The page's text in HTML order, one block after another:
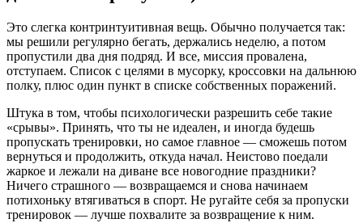
Это слегка контринтуитивная вещь. Обычно получается так:
мы решили регулярно бегать, держались неделю, а потом
пропустили два дня подряд. И все, миссия провалена,
отступаем. Список с целями в мусорку, кроссовки на дальнюю
полку, плюс один пункт в списке собственных поражений.
Штука в том, чтобы психологически разрешить себе такие
«срывы». Принять, что ты не идеален, и иногда будешь
пропускать тренировки, но самое главное — сможешь потом
вернуться и продолжить, откуда начал. Неистово поедали
жаркое и лежали на диване все новогодние праздники?
Ничего страшного — возвращаемся и снова начинаем
потихоньку втягиваться в спорт. Не ругайте себя за пропуски
тренировок — лучше похвалите за возвращение к ним.